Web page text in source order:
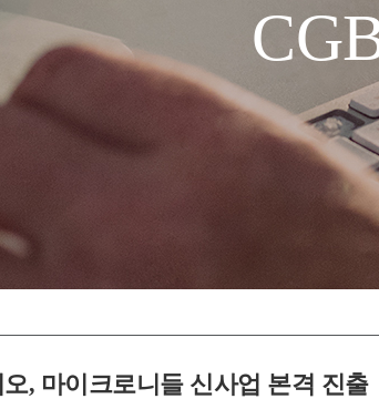
, 마이크로니들 신사업 본격 진출